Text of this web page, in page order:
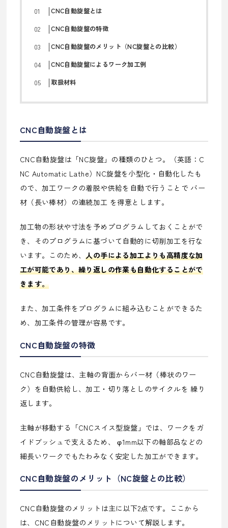
CNC自動旋盤とは
CNC自動旋盤の特徴
CNC自動旋盤のメリット（NC旋盤との比較）
CNC自動旋盤によるワーク加工例
取扱材料
CNC自動旋盤とは
CNC自動旋盤は「NC旋盤」の種類のひとつ。（英語：C
NC Automatic Lathe）NC旋盤を小型化・自動化したも
ので、加工ワークの着脱や供給を自動で行うことで バー
材（長い棒材）の連続加工 を得意とします。
加工物の形状や寸法を予めプログラムしておくことがで
き、そのプログラムに基づいて自動的に切削加工を行な
います。このため、人の手による加工よりも高精度な加
工が可能であり、繰り返しの作業も自動化することがで
きます。
また、加工条件をプログラムに組み込むことができるた
め、加工条件の管理が容易です。
CNC自動旋盤の特徴
CNC自動旋盤は、主軸の背面からバー材（棒状のワー
ク）を自動供給し、加工・切り落としのサイクルを 繰り
返します。
主軸が移動する「CNCスイス型旋盤」では、ワークをガ
イドブッシュで支えるため、 φ1mm以下の軸部品などの
細長いワークでもたわみなく安定した加工ができます。
CNC自動旋盤のメリット（NC旋盤との比較）
CNC自動旋盤のメリットは主に以下2点です。ここから
は、CNC自動旋盤のメリットについて解説します。